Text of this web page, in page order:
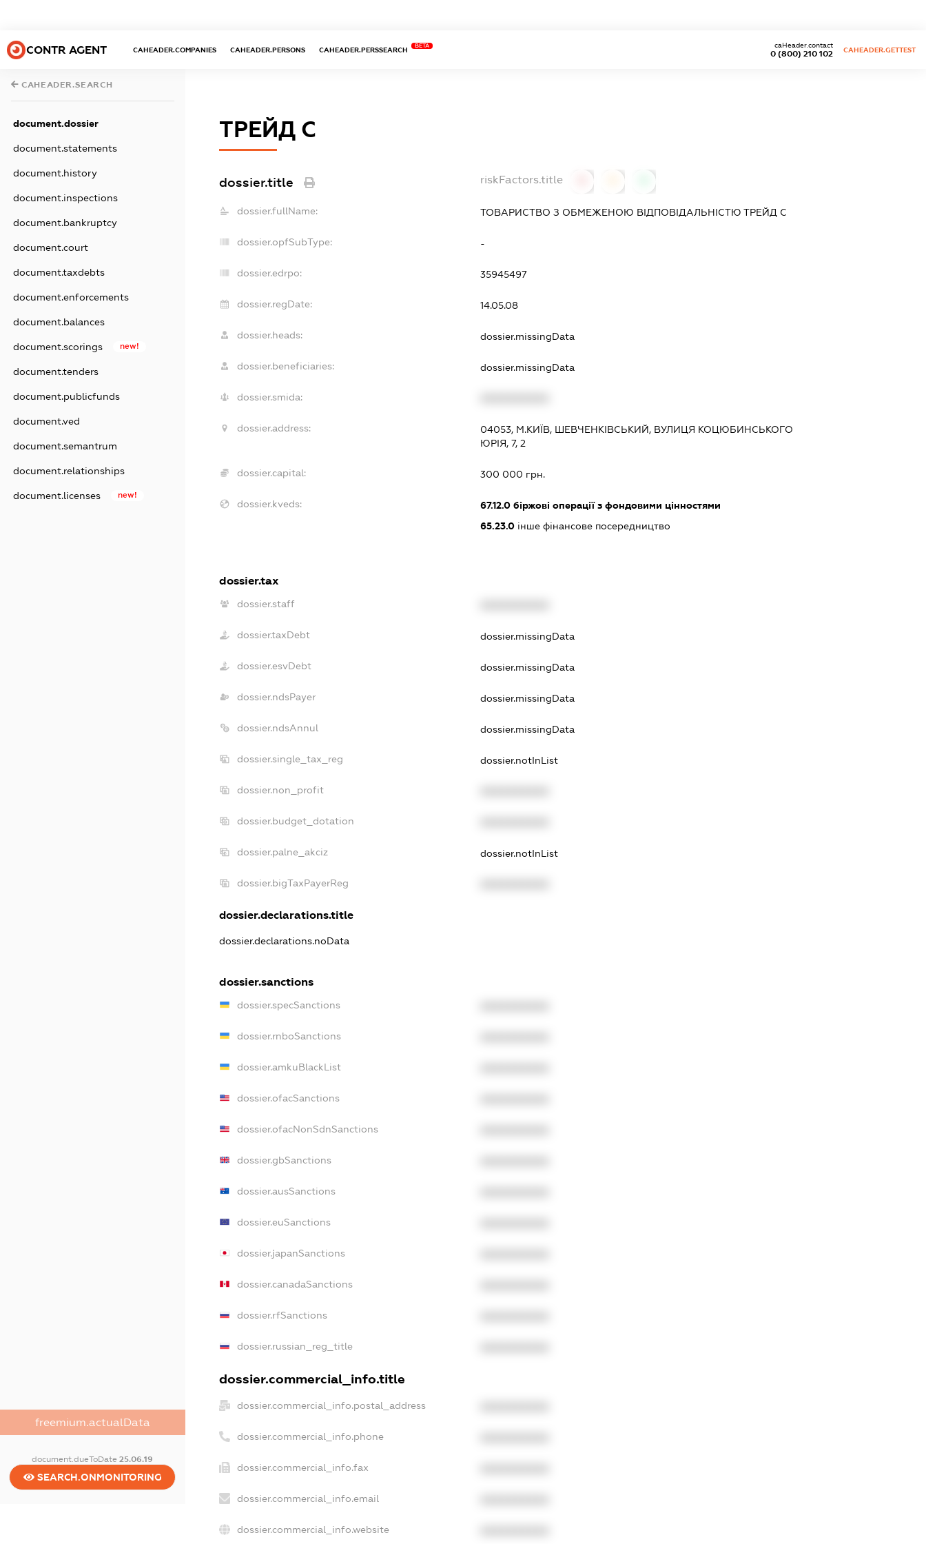
CONTR AGENT CAHEADER.COMPANIES CAHEADER.PERSONS CAHEADER.PERSSEARCH
BETA
0 (800) 210 102
caHeader.contact
CAHEADER.GETTEST
CAHEADER.SEARCH
document.dossier
document.statements
document.history
document.inspections
document.bankruptcy
document.court
document.taxdebts
document.enforcements
document.balances
document.scorings new!
document.tenders
document.publicfunds
document.ved
document.semantrum
document.relationships
document.licenses new!
freemium.actualData
document.dueToDate25.06.19
SEARCH.ONMONITORING
ТРЕЙД С
dossier.title riskFactors.title
dossier.fullName: ТОВАРИСТВО З ОБМЕЖЕНОЮ ВІДПОВІДАЛЬНІСТЮТРЕЙД С
dossier.opfSubType: -
dossier.edrpo: 35945497
dossier.regDate: 14.05.08
dossier.heads: dossier.missingData
dossier.beneficiaries: dossier.missingData
dossier.smida:
dossier.address:
04053, М.КИЇВ, ШЕВЧЕНКІВСЬКИЙ, ВУЛИЦЯ КОЦЮБИНСЬКОГО
ЮРІЯ, 7, 2
dossier.capital: 300 000 грн.
dossier.kveds: 67.12.0 біржові операції з фондовими цінностями
65.23.0 інше фінансове посередництво
dossier.tax
dossier.staff
dossier.taxDebt dossier.missingData
dossier.esvDebt dossier.missingData
dossier.ndsPayer dossier.missingData
dossier.ndsAnnul dossier.missingData
dossier.single_tax_reg dossier.notInList
dossier.non_profit
dossier.budget_dotation
dossier.palne_akciz dossier.notInList
dossier.bigTaxPayerReg
dossier.declarations.title
dossier.declarations.noData
dossier.sanctions
dossier.specSanctions
dossier.rnboSanctions
dossier.amkuBlackList
dossier.ofacSanctions
dossier.ofacNonSdnSanctions
dossier.gbSanctions
dossier.ausSanctions
dossier.euSanctions
dossier.japanSanctions
dossier.canadaSanctions
dossier.rfSanctions
dossier.russian_reg_title
dossier.commercial_info.title
dossier.commercial_info.postal_address
dossier.commercial_info.phone
dossier.commercial_info.fax
dossier.commercial_info.email
dossier.commercial_info.website